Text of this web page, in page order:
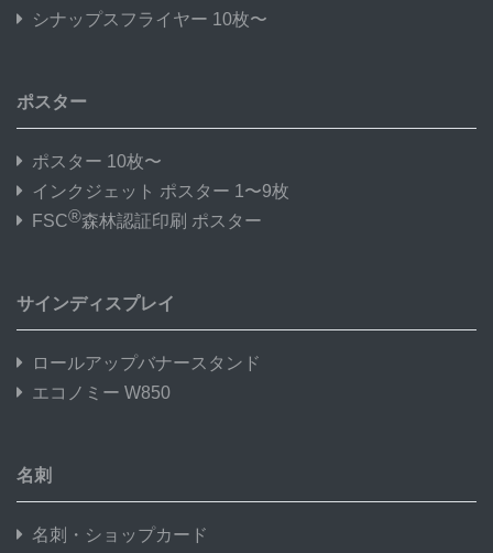
シナップスフライヤー 10枚〜
ポスター
ポスター 10枚〜
インクジェット ポスター 1〜9枚
FSC®森林認証印刷 ポスター
サインディスプレイ
ロールアップバナースタンド
エコノミー W850
名刺
名刺・ショップカード